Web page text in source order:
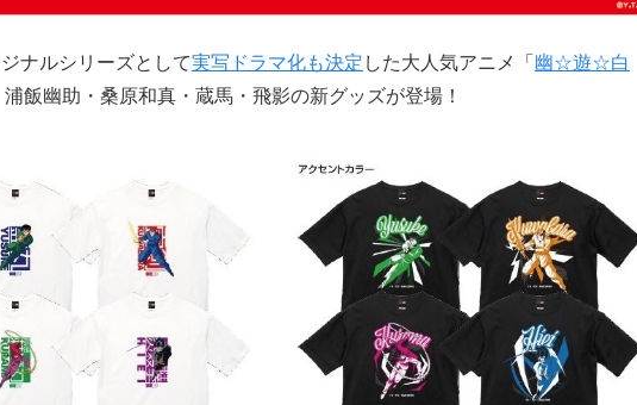
ナルシリーズとして実写ドラマ化も決定 した大人気アニメ「 幽☆遊☆白
浦飯幽助・桑原和真・蔵馬・飛影の新グッズが登場！